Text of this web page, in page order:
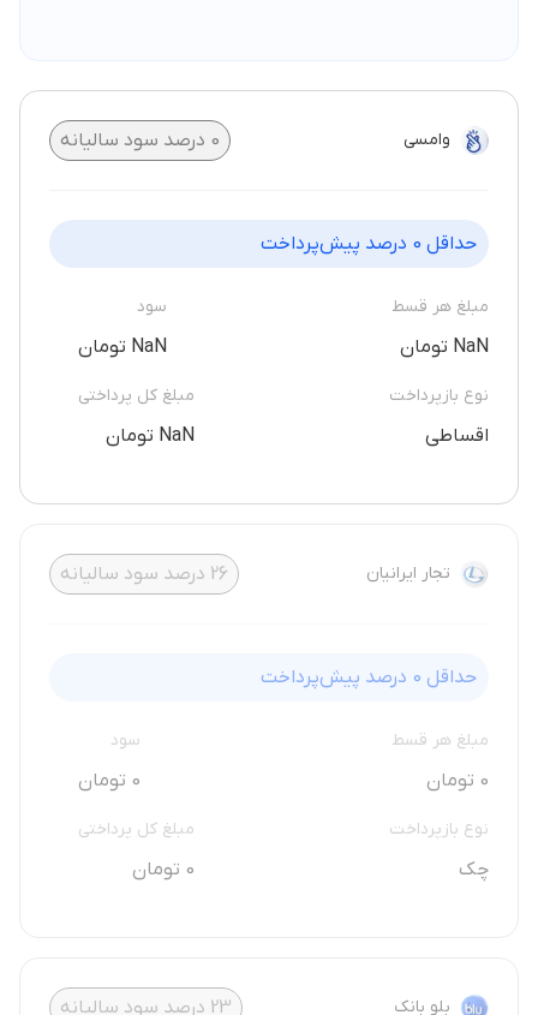
وامسی 0 درصد سود سالیانه
حداقل 0 درصد پیش‌پرداخت
مبلغ هر قسط
NaN تومان
سود
NaN تومان
نوع بازپرداخت
اقساطی
مبلغ کل پرداختی
NaN تومان
تجار ایرانیان 26 درصد سود سالیانه
حداقل 0 درصد پیش‌پرداخت
مبلغ هر قسط
0 تومان
سود
0 تومان
نوع بازپرداخت
چک
مبلغ کل پرداختی
0 تومان
بلو بانک 23 درصد سود سالیانه